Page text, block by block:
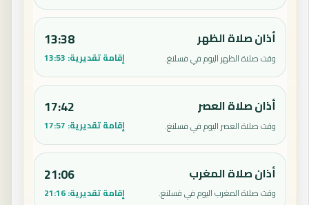
أذان صلاة الظهر
وقت صلاة الظهر اليوم في فسلنغ.
13:38
إقامة تقديرية: 13:53
أذان صلاة العصر
وقت صلاة العصر اليوم في فسلنغ.
17:42
إقامة تقديرية: 17:57
أذان صلاة المغرب
وقت صلاة المغرب اليوم في فسلنغ.
21:06
إقامة تقديرية:21:16